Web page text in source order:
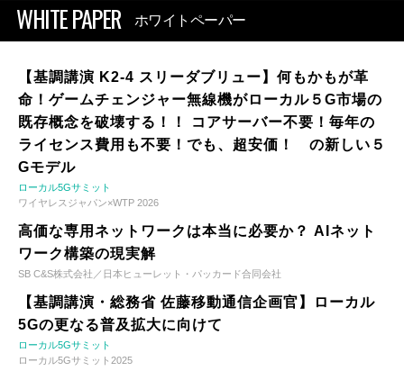
WHITE PAPER ホワイトペーパー
【基調講演 K2-4 スリーダブリュー】何もかもが革
命！ゲームチェンジャー無線機がローカル５G市場の
既存概念を破壊する！！ コアサーバー不要！毎年の
ライセンス費用も不要！でも、超安価！ の新しい５
Gモデル
ローカル5Gサミット
ワイヤレスジャパン×WTP 2026
高価な専用ネットワークは本当に必要か？ AIネット
ワーク構築の現実解
SB C&S株式会社／日本ヒューレット・パッカード合同会社
【基調講演・総務省 佐藤移動通信企画官】ローカル
5Gの更なる普及拡大に向けて
ローカル5Gサミット
ローカル5Gサミット2025